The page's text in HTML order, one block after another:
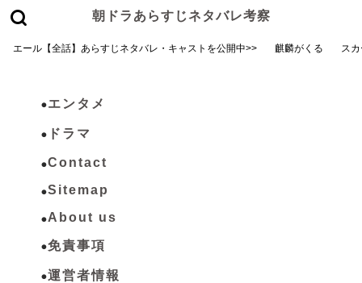
朝ドラあらすじネタバレ考察
エール【全話】あらすじネタバレ・キャストを公開中>> 麒麟がくる ス
エンタメ
ドラマ
Contact
Sitemap
About us
免責事項
運営者情報